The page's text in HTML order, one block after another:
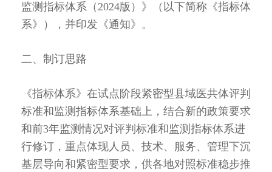
监测指标体系（2024版）》（以下简称《指标体
系》），并印发《通知》。
二、制订思路
《指标体系》在试点阶段紧密型县域医共体评判
标准和监测指标体系基础上，结合新的政策要求
和前3年监测情况对评判标准和监测指标体系进
行修订，重点体现人员、技术、服务、管理下沉
基层导向和紧密型要求，供各地对照标准稳步推